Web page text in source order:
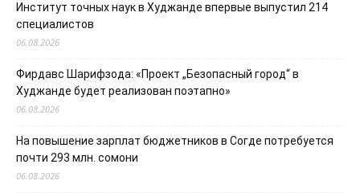
Институт точных наук в Худжанде впервые выпустил 214
специалистов
06.08.2026
Фирдавс Шарифзода: «Проект „Безопасный город“ в
Худжанде будет реализован поэтапно»
06.08.2026
На повышение зарплат бюджетников в Согде потребуется
почти 293 млн. сомони
06.08.2026